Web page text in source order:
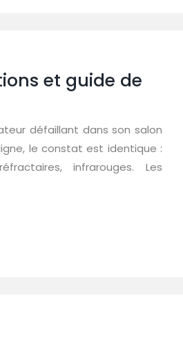
et guide de
défaillant dans son salon
le constat est identique :
infrarouges. Les